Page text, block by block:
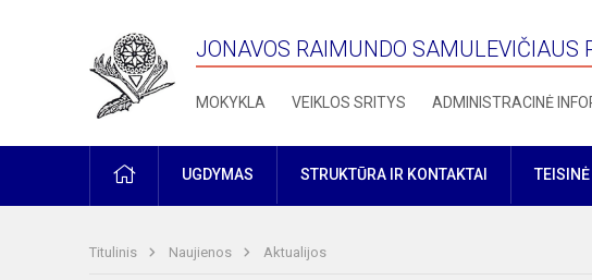
JONAVOS RAIMUNDO SAMULEVIČIAUS
MOKYKLA VEIKLOS SRITYS ADMINISTRACINĖ
PRADŽIAUGDYMAS STRUKTŪRA IR KONTAKTAI
Titulinis Naujienos Aktualijos